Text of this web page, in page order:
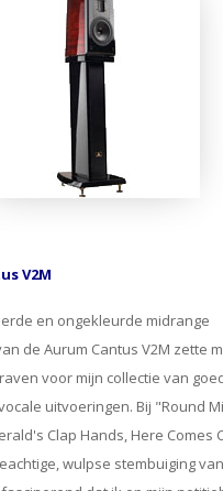
V2M
en ongekleurde midrange
de Aurum Cantus V2M zette
voor mijn collectie van
uitvoeringen. Bij "Round
Clap Hands, Here Comes
wulpse stembuiging van